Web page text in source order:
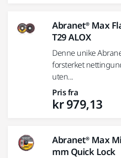
Abranet® Max
T29 ALOX
Denne unike
forsterket
uten...
Pris fra
kr 979,13
Abranet® Max
mm Quick Lock